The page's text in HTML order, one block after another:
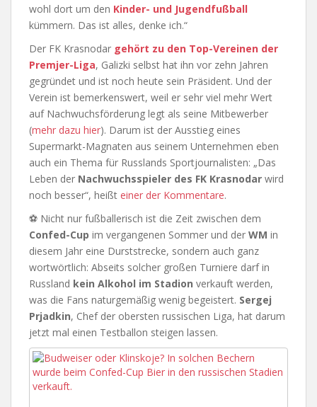
wohl dort um den Kinder- und Jugendfußball
kümmern. Das ist alles, denke ich.“
Der FK Krasnodar gehört zu den Top-Vereinen der
Premjer-Liga, Galizki selbst hat ihn vor zehn Jahren
gegründet und ist noch heute sein Präsident. Und der
Verein ist bemerkenswert, weil er sehr viel mehr Wert
auf Nachwuchsförderung legt als seine Mitbewerber
(mehr dazu hier). Darum ist der Ausstieg eines
Supermarkt-Magnaten aus seinem Unternehmen eben
auch ein Thema für Russlands Sportjournalisten: „Das
Leben der Nachwuchsspieler des FK Krasnodar wird
noch besser“, heißt einer der Kommentare.
⚽ Nicht nur fußballerisch ist die Zeit zwischen dem
Confed-Cup im vergangenen Sommer und der WM in
diesem Jahr eine Durststrecke, sondern auch ganz
wortwörtlich: Abseits solcher großen Turniere darf in
Russland kein Alkohol im Stadion verkauft werden,
was die Fans naturgemäßig wenig begeistert. Sergej
Prjadkin, Chef der obersten russischen Liga, hat darum
jetzt mal einen Testballon steigen lassen.